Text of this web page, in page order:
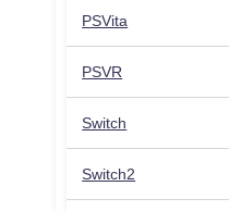
PSVita
PSVR
Switch
Switch2